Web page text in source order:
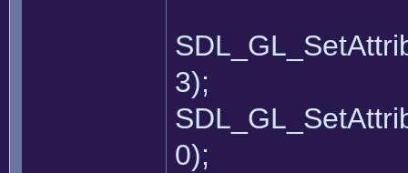
3);
0);